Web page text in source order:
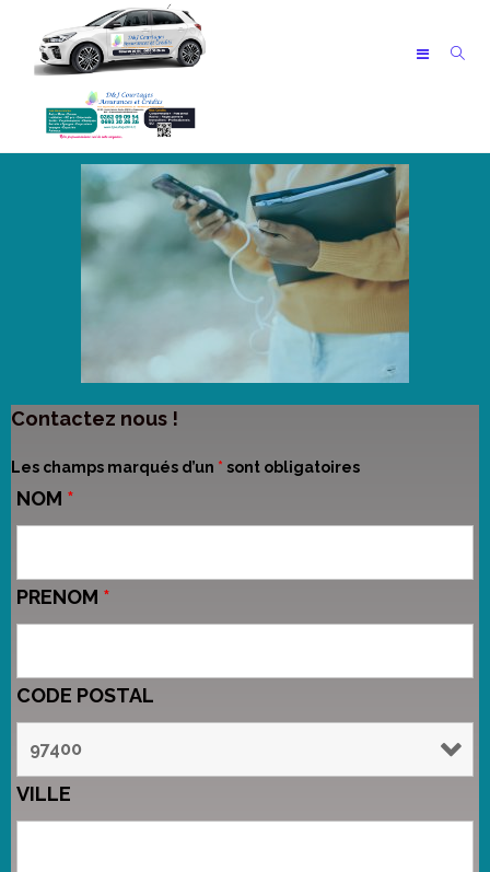
Contactez nous !
Les champs marqués d’un * sont obligatoires
NOM *
PRENOM *
CODE POSTAL
VILLE